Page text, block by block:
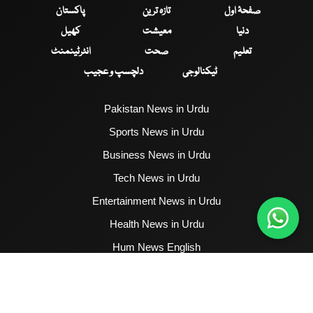
صفحۂ اول تازہ ترین
پاکستان
دنیا
معیشت
کھیل
تعلیم
صحت
انٹرٹینمنٹ
ٹیکنالوجی
دلچسپ و عجیب
Pakistan News in Urdu
Sports News in Urdu
Business News in Urdu
Tech News in Urdu
Entertainment News in Urdu
Health News in Urdu
Hum News English